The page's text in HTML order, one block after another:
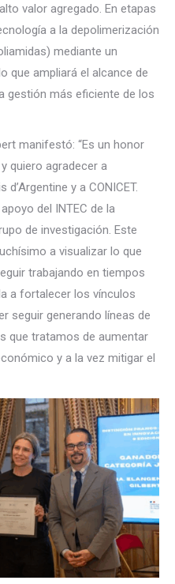
valor agregado. En etapas
a la depolimerización
mediante un
que ampliará el alcance de
gestión más eficiente de los
manifestó: “Es un honor
quiero agradecer a
y a CONICET.
del INTEC de la
de investigación. Este
a visualizar lo que
trabajando en tiempos
a fortalecer los vínculos
seguir generando líneas de
que tratamos de aumentar
y a la vez mitigar el